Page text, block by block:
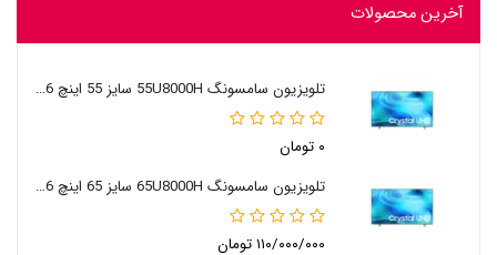
آخرین محصولات
تلویزیون سامسونگ 55U8000H سایز 55 اینچ 2026
۰ تومان
تلویزیون سامسونگ 65U8000H سایز 65 اینچ 2026
۱۱۰/۰۰۰/۰۰۰ تومان